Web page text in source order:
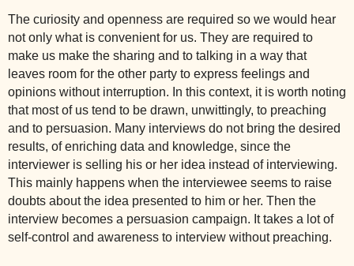
The curiosity and openness are required so we would hear
not only what is convenient for us. They are required to
make us make the sharing and to talking in a way that
leaves room for the other party to express feelings and
opinions without interruption. In this context, it is worth noting
that most of us tend to be drawn, unwittingly, to preaching
and to persuasion. Many interviews do not bring the desired
results, of enriching data and knowledge, since the
interviewer is selling his or her idea instead of interviewing.
This mainly happens when the interviewee seems to raise
doubts about the idea presented to him or her. Then the
interview becomes a persuasion campaign. It takes a lot of
self-control and awareness to interview without preaching.